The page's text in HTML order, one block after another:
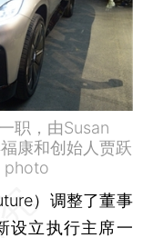
职，由Susan
康和创始人贾跃
photo
）调整了董事
设立执行主席一